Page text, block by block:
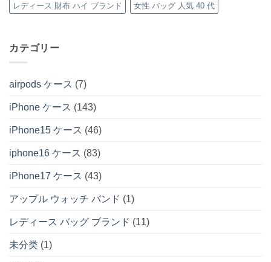
レディース 財布 ハイ ブランド 女性 バッグ 人気 40 代
カテゴリー
airpods ケース (7)
iPhone ケース (143)
iPhone15 ケース (46)
iphone16 ケース (83)
iPhone17 ケース (43)
アップル ウォッチ バンド (1)
レディース バッグ ブランド (11)
未分类 (1)